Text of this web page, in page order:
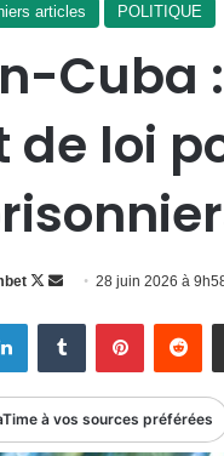
articles POLITIQUE
Cuba
de loi
Follow
Envoyer
courriel
28 juin 2026 à
LinkedinTumblr Pinterest
à vos sources préférées